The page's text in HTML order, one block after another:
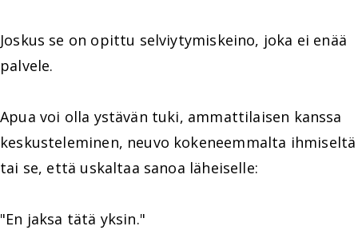
Joskus se on opittu selviytymiskeino, joka ei enää
palvele.
Apua voi olla ystävän tuki, ammattilaisen kanssa
keskusteleminen, neuvo kokeneemmalta ihmiseltä
tai se, että uskaltaa sanoa läheiselle:
"En jaksa tätä yksin."